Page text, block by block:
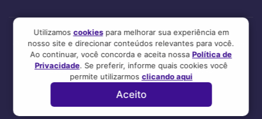
Oi! Leu até aqui? Você se preocupa com os mínimos detalhes,
mesmo. A gente também.
Esse site foi feito com 💜 por nosso time! :3
Utilizamos cookiespara melhorar sua experiência em
nosso site e direcionar conteúdos relevantes para você.
Ao continuar, você concorda e aceita nossaPolítica de
Privacidade. Se preferir, informe quais cookies você
permite utilizarmos clicando aqui
Aceito